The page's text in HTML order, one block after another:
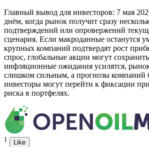
Главный вывод для инвесторов: 7 мая
днём, когда рынок получит сразу
подтверждений или опровержений
сценария. Если макроданные останутся
крупных компаний подтвердят рост
спрос, глобальные акции могут
инфляционные ожидания усилятся,
слишком сильным, а прогнозы компаний
инвесторы могут перейти к фиксации
риска в портфелях.
1
Like